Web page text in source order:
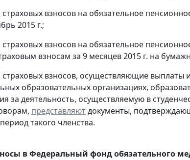
страховых взносов на обязательное
2015 г.;
страховых взносов на обязательное
взносам за 9 месяцев 2015 г. на
взносов, осуществляющие
образовательных организациях,
за деятельность, осуществляемую в
представляютдокументы,
такого членства.
в Федеральный фонд обязательного